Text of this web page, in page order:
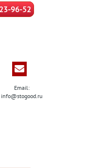
96-52
Email:
info@stogood.ru